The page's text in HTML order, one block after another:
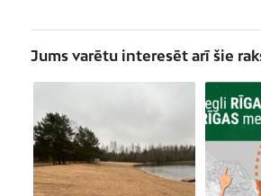
Jums varētu interesēt arī šie